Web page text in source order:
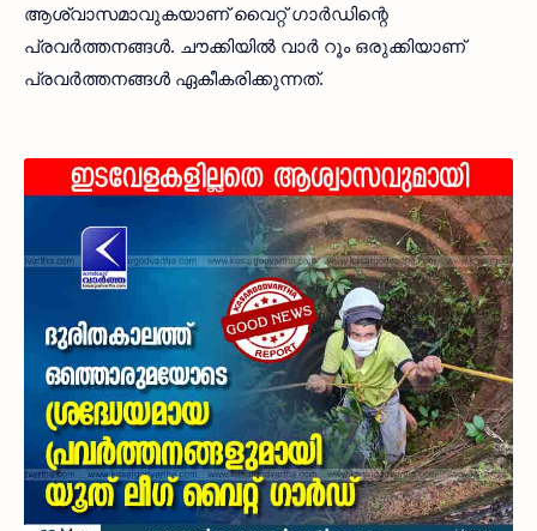
ആശ്വാസമാവുകയാണ് വൈറ്റ് ഗാർഡിന്റെ
പ്രവർത്തനങ്ങൾ. ചൗക്കിയിൽ വാർ റൂം ഒരുക്കിയാണ്
പ്രവർത്തനങ്ങൾ ഏകീകരിക്കുന്നത്.